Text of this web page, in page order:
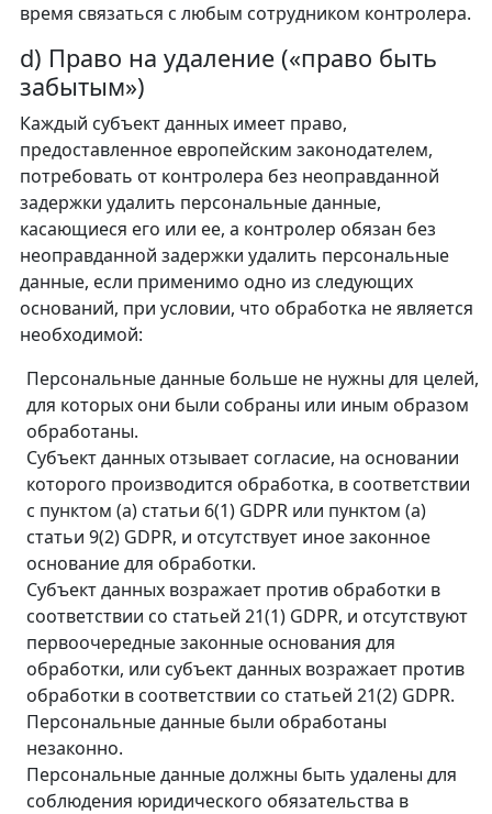
время связаться с любым сотрудником контролера.
d) Право на удаление («право быть
забытым»)
Каждый субъект данных имеет право,
предоставленное европейским законодателем,
потребовать от контролера без неоправданной
задержки удалить персональные данные,
касающиеся его или ее, а контролер обязан без
неоправданной задержки удалить персональные
данные, если применимо одно из следующих
оснований, при условии, что обработка не является
необходимой:
Персональные данные больше не нужны для целей,
для которых они были собраны или иным образом
обработаны.
Субъект данных отзывает согласие, на основании
которого производится обработка, в соответствии
с пунктом (a) статьи 6(1) GDPR или пунктом (a)
статьи 9(2) GDPR, и отсутствует иное законное
основание для обработки.
Субъект данных возражает против обработки в
соответствии со статьей 21(1) GDPR, и отсутствуют
первоочередные законные основания для
обработки, или субъект данных возражает против
обработки в соответствии со статьей 21(2) GDPR.
Персональные данные были обработаны
незаконно.
Персональные данные должны быть удалены для
соблюдения юридического обязательства в